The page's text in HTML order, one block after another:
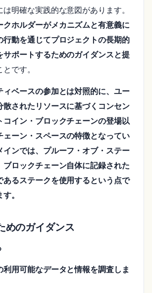
明確な実践的な意図があります。
クホルダーがメカニズムと有意義に
行動を通じてプロジェクトの長期的
サポートするためのガイダンスと提
です。
ィベースの参加とは対照的に、ユー
散されたリソースに基づくコンセン
コイン・ブロックチェーンの登場以
ェーン・スペースの特徴となってい
インでは、プルーフ・オブ・ステー
ブロックチェーン自体に記録された
あるステークを使用するという点で
。
めのガイダンス
利用可能なデータと情報を調査しま